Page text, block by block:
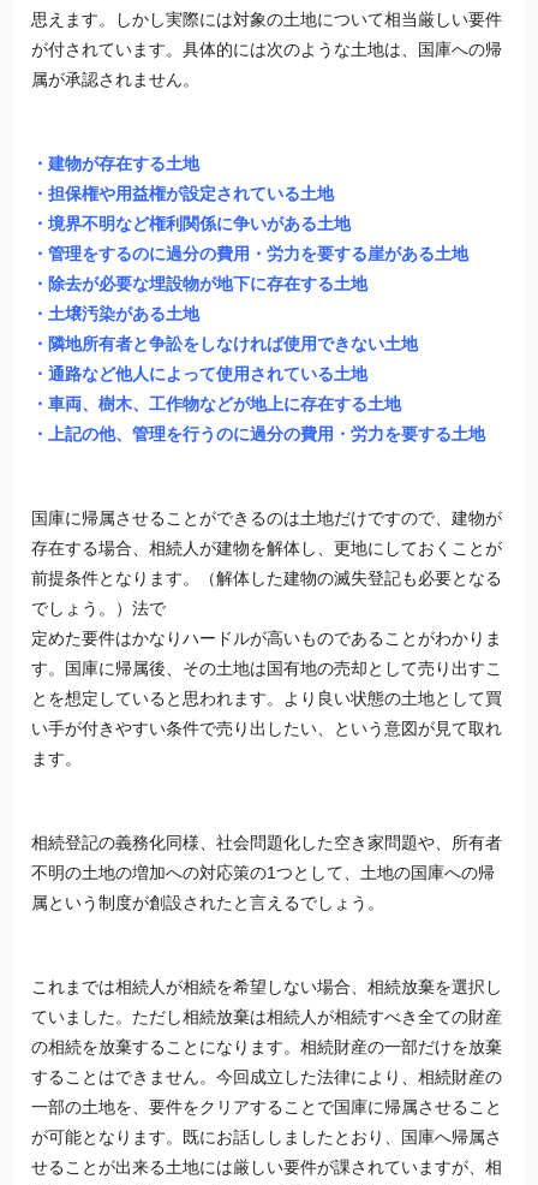
思えます。しかし実際には対象の土地について相当厳しい要件
が付されています。具体的には次のような土地は、国庫への帰
属が承認されません。
・建物が存在する土地
・担保権や用益権が設定されている土地
・境界不明など権利関係に争いがある土地
・管理をするのに過分の費用・労力を要する崖がある土地
・除去が必要な埋設物が地下に存在する土地
・土壌汚染がある土地
・隣地所有者と争訟をしなければ使用できない土地
・通路など他人によって使用されている土地
・車両、樹木、工作物などが地上に存在する土地
・上記の他、管理を行うのに過分の費用・労力を要する土地
国庫に帰属させることができるのは土地だけですので、建物が
存在する場合、相続人が建物を解体し、更地にしておくことが
前提条件となります。（解体した建物の滅失登記も必要となる
でしょう。）法で
定めた要件はかなりハードルが高いものであることがわかりま
す。国庫に帰属後、その土地は国有地の売却として売り出すこ
とを想定していると思われます。より良い状態の土地として買
い手が付きやすい条件で売り出したい、という意図が見て取れ
ます。
相続登記の義務化同様、社会問題化した空き家問題や、所有者
不明の土地の増加への対応策の1つとして、土地の国庫への帰
属という制度が創設されたと言えるでしょう。
これまでは相続人が相続を希望しない場合、相続放棄を選択し
ていました。ただし相続放棄は相続人が相続すべき全ての財産
の相続を放棄することになります。相続財産の一部だけを放棄
することはできません。今回成立した法律により、相続財産の
一部の土地を、要件をクリアすることで国庫に帰属させること
が可能となります。既にお話ししましたとおり、国庫へ帰属さ
せることが出来る土地には厳しい要件が課されていますが、相